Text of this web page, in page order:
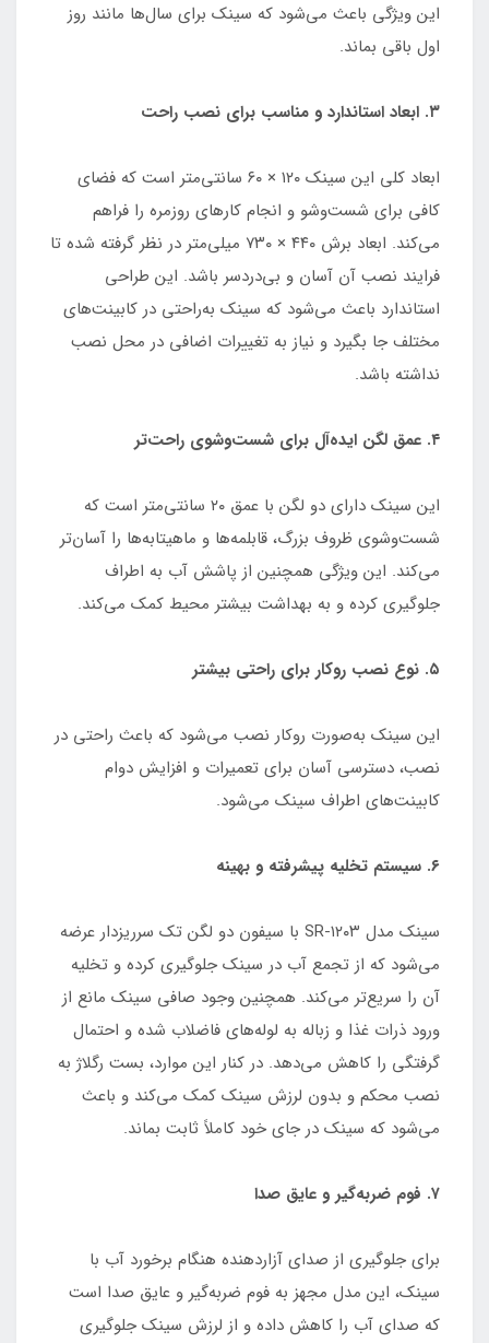
این ویژگی باعث می‌شود که سینک برای سال‌ها مانند روز
اول باقی بماند.
۳. ابعاد استاندارد و مناسب برای نصب راحت
ابعاد کلی این سینک ۱۲۰ × ۶۰ سانتی‌متر است که فضای
کافی برای شست‌وشو و انجام کارهای روزمره را فراهم
می‌کند. ابعاد برش ۴۴۰ × ۷۳۰ میلی‌متر در نظر گرفته شده تا
فرایند نصب آن آسان و بی‌دردسر باشد. این طراحی
استاندارد باعث می‌شود که سینک به‌راحتی در کابینت‌های
مختلف جا بگیرد و نیاز به تغییرات اضافی در محل نصب
نداشته باشد.
۴. عمق لگن ایده‌آل برای شست‌وشوی راحت‌تر
این سینک دارای دو لگن با عمق ۲۰ سانتی‌متر است که
شست‌وشوی ظروف بزرگ، قابلمه‌ها و ماهیتابه‌ها را آسان‌تر
می‌کند. این ویژگی همچنین از پاشش آب به اطراف
جلوگیری کرده و به بهداشت بیشتر محیط کمک می‌کند.
۵. نوع نصب روکار برای راحتی بیشتر
این سینک به‌صورت روکار نصب می‌شود که باعث راحتی در
نصب، دسترسی آسان برای تعمیرات و افزایش دوام
کابینت‌های اطراف سینک می‌شود.
۶. سیستم تخلیه پیشرفته و بهینه
سینک مدل SR-۱۲۰۳ با سیفون دو لگن تک سرریزدار عرضه
می‌شود که از تجمع آب در سینک جلوگیری کرده و تخلیه
آن را سریع‌تر می‌کند. همچنین وجود صافی سینک مانع از
ورود ذرات غذا و زباله به لوله‌های فاضلاب شده و احتمال
گرفتگی را کاهش می‌دهد. در کنار این موارد، بست رگلاژ به
نصب محکم و بدون لرزش سینک کمک می‌کند و باعث
می‌شود که سینک در جای خود کاملاً ثابت بماند.
۷. فوم ضربه‌گیر و عایق صدا
برای جلوگیری از صدای آزاردهنده هنگام برخورد آب با
سینک، این مدل مجهز به فوم ضربه‌گیر و عایق صدا است
که صدای آب را کاهش داده و از لرزش سینک جلوگیری